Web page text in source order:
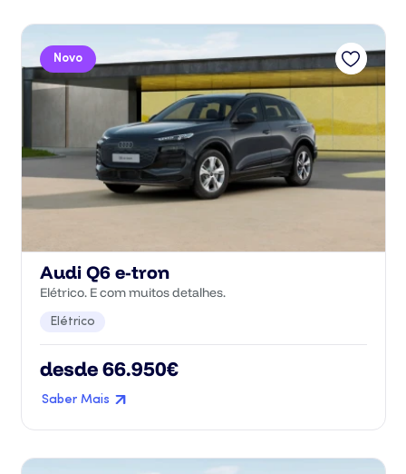
Novo
Audi Q6 e-tron
Elétrico. E com muitos detalhes.
Elétrico
desde 66.950€
Saber Mais